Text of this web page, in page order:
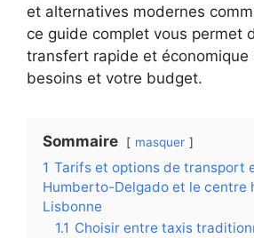
et alternatives modernes
ce guide complet vous permet
transfert rapide et économique
besoins et votre budget.
Sommaire masquer
1 Tarifs et options de transport
Humberto-Delgado et le centre
Lisbonne
1.1 Choisir entre taxis